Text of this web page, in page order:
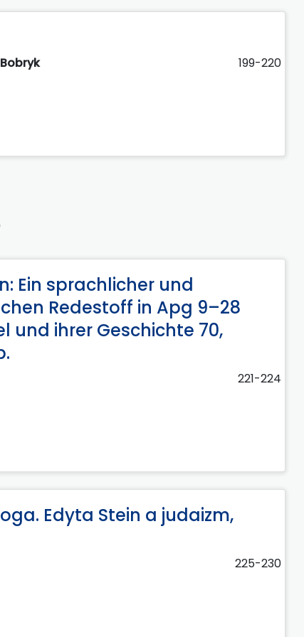
199-220
Ein sprachlicher und
Redestoff in Apg 9–28
und ihrer Geschichte 70,
221-224
Edyta Stein a judaizm,
225-230